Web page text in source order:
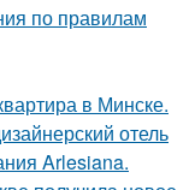
по правилам
в Минске.
отель
Arlesiana.